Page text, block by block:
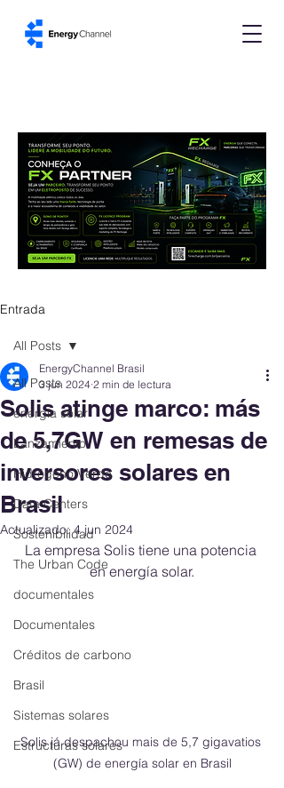
Entrada
All Posts
energía solar
Lanzamiento
Hidrógeno Verde
Data Centers
Sostenibilidad
The Urban Code
documentales
Documentales
Créditos de carbono
Brasil
Sistemas solares
Estructuras solares
All Posts
Solis atinge marco: más
de 5,7GW en remesas de
inversores solares en
Brasil
EnergyChannel Brasil
3 jun 2024 2 min de lectura
Actualizado:4 jun 2024
La empresa Solis tiene una potencia
en energía solar.
Solis já despachou mais de 5,7 gigavatios
(GW) de energía solar en Brasil